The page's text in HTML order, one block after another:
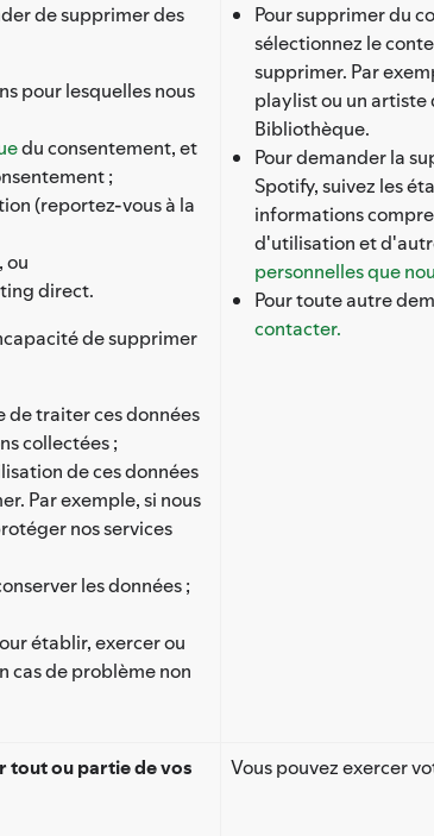
de supprimer des
pour lesquelles nous
du consentement, et
;
(reportez-vous à la
ou
direct.
de supprimer
de traiter ces données
collectées ;
de ces données
Par exemple, si nous
nos services
les données ;
établir, exercer ou
cas de problème non
Pour supprimer du
sélectionnez le
supprimer. Par
playlist ou un artiste
Bibliothèque.
Pour demander la
Spotify, suivez les
informations
d'utilisation et
personnelles que
Pour toute autre
contacter.
tout ou partie de vos
Vous pouvez exercer